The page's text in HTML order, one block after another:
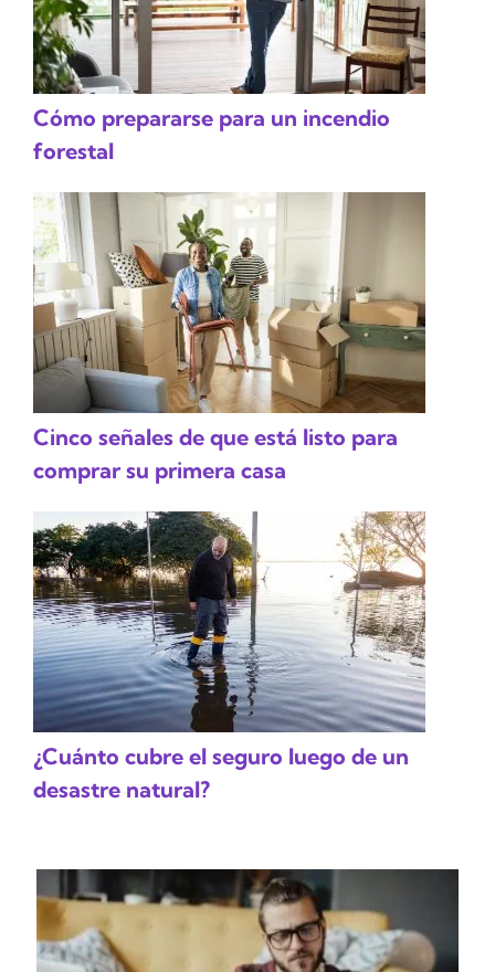
Cómo prepararse para un incendio
forestal
Cinco señales de que está listo para
comprar su primera casa
¿Cuánto cubre el seguro luego de un
desastre natural?